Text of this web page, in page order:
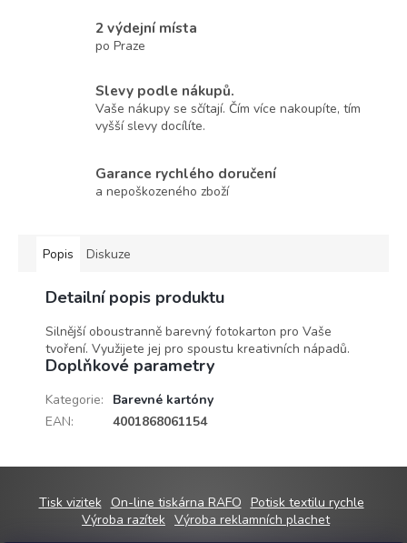
2 výdejní místa
po Praze
Slevy podle nákupů.
Vaše nákupy se sčítají. Čím více nakoupíte, tím
vyšší slevy docílíte.
Garance rychlého doručení
a nepoškozeného zboží
Popis Diskuze
Detailní popis produktu
Silnější oboustranně barevný fotokarton pro Vaše
tvoření. Využijete jej pro spoustu kreativních nápadů.
Doplňkové parametry
Kategorie:
Barevné kartóny
EAN: 4001868061154
Tisk vizitek On-line tiskárna RAFO Potisk textilu rychle
Výroba razítek Výroba reklamních plachet